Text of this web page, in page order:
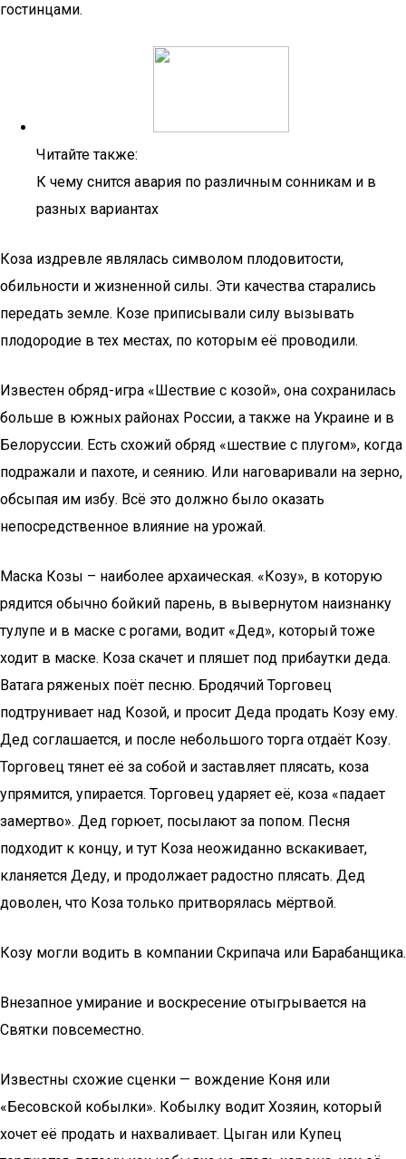
гостинцами.
Читайте также:
К чему снится авария по различным сонникам и в
разных вариантах
Коза издревле являлась символом плодовитости,
обильности и жизненной силы. Эти качества старались
передать земле. Козе приписывали силу вызывать
плодородие в тех местах, по которым её проводили.
Известен обряд-игра «Шествие с козой», она сохранилась
больше в южных районах России, а также на Украине и в
Белоруссии. Есть схожий обряд «шествие с плугом», когда
подражали и пахоте, и сеянию. Или наговаривали на зерно,
обсыпая им избу. Всё это должно было оказать
непосредственное влияние на урожай.
Маска Козы – наиболее архаическая. «Козу», в которую
рядится обычно бойкий парень, в вывернутом наизнанку
тулупе и в маске с рогами, водит «Дед», который тоже
ходит в маске. Коза скачет и пляшет под прибаутки деда.
Ватага ряженых поёт песню. Бродячий Торговец
подтрунивает над Козой, и просит Деда продать Козу ему.
Дед соглашается, и после небольшого торга отдаёт Козу.
Торговец тянет её за собой и заставляет плясать, коза
упрямится, упирается. Торговец ударяет её, коза «падает
замертво». Дед горюет, посылают за попом. Песня
подходит к концу, и тут Коза неожиданно вскакивает,
кланяется Деду, и продолжает радостно плясать. Дед
доволен, что Коза только притворялась мёртвой.
Козу могли водить в компании Скрипача или Барабанщика.
Внезапное умирание и воскресение отыгрывается на
Святки повсеместно.
Известны схожие сценки — вождение Коня или
«Бесовской кобылки». Кобылку водит Хозяин, который
хочет её продать и нахваливает. Цыган или Купец